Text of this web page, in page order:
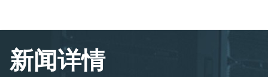
新闻详情